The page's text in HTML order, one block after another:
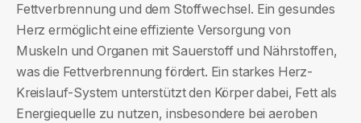
Fettverbrennung und dem Stoffwechsel. Ein gesundes
Herz ermöglicht eine effiziente Versorgung von
Muskeln und Organen mit Sauerstoff und Nährstoffen,
was die Fettverbrennung fördert. Ein starkes Herz-
Kreislauf-System unterstützt den Körper dabei, Fett als
Energiequelle zu nutzen, insbesondere bei aeroben